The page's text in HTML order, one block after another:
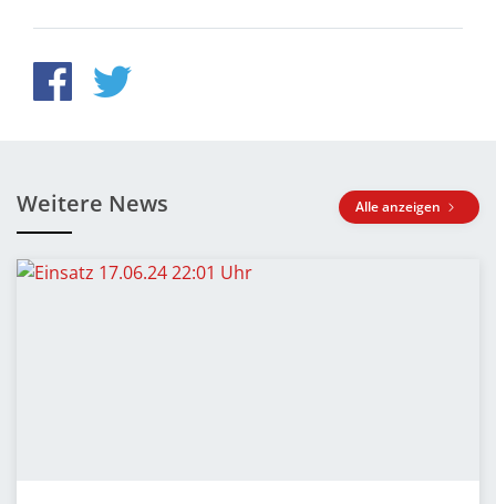
Weitere News Alle anzeigen